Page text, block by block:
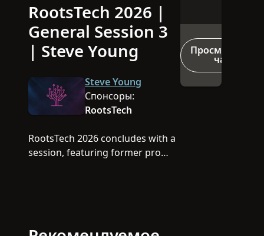
Video
RootsTech 2026 |
General Session 3
| Steve Young
Steve Young
Спонсоры:
RootsTech
RootsTech 2026 concludes with a
session, featuring former pro
Просмотреть
чат